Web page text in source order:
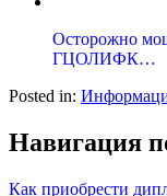
Осторожно
ГЦОЛИФК…
Posted in:
Навигация
Как приобрести